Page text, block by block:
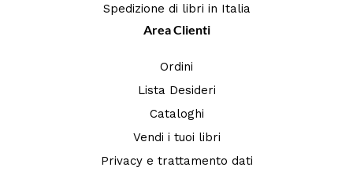
Spedizione di libri in Italia
Area Clienti
Ordini
Lista Desideri
Cataloghi
Vendi i tuoi libri
Privacy e trattamento dati